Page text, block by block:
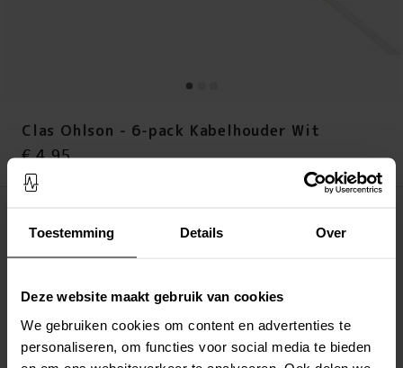
Toestemming Details Over
Deze website maakt gebruik van cookies
We gebruiken cookies om content en advertenties te
personaliseren, om functies voor social media te bieden
Clas Ohlson - 6-pack Kabelhouder Wit
Prijs € 4,95
€ 4,95
Altijd gratis verzending
Veilig betalen met Klarna of Paypal